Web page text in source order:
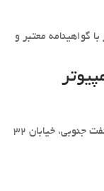
با گواهینامه معتبر و
تهرانسر ، بلوار شاهد شرقی، خیابان نفت جنوبی، خیابان 32